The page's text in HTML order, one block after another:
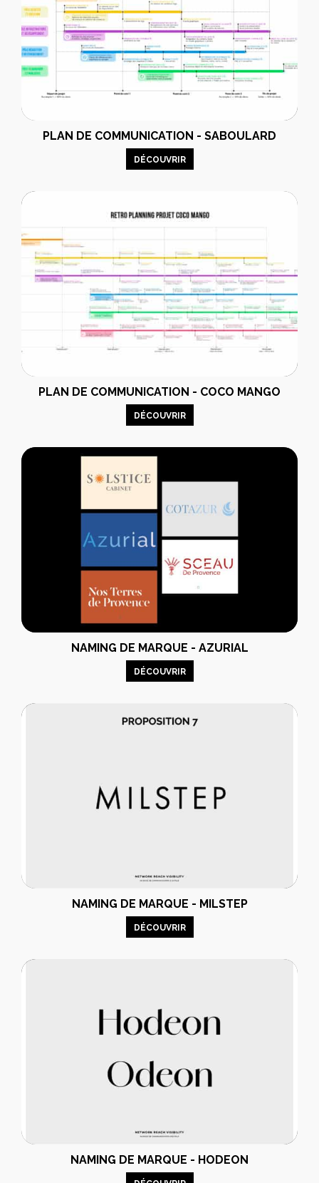
PLAN DE COMMUNICATION - SABOULARD
DÉCOUVRIR
PLAN DE COMMUNICATION - COCO MANGO
DÉCOUVRIR
NAMING DE MARQUE - AZURIAL
DÉCOUVRIR
NAMING DE MARQUE - MILSTEP
DÉCOUVRIR
NAMING DE MARQUE - HODEON